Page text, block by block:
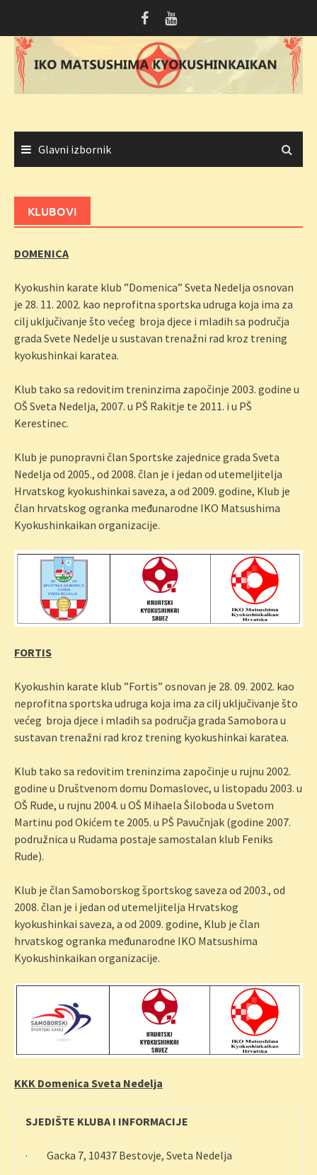
sadržaja
Glavni izbornik
KLUBOVI
DOMENICA
Kyokushin karate klub ”Domenica” Sveta Nedelja osnovan
je 28. 11. 2002. kao neprofitna sportska udruga koja ima za
cilj uključivanje što većeg broja djece i mladih sa područja
grada Svete Nedelje u sustavan trenažni rad kroz trening
kyokushinkai karatea.
Klub tako sa redovitim treninzima započinje 2003. godine u
OŠ Sveta Nedelja, 2007. u PŠ Rakitje te 2011. i u PŠ
Kerestinec.
Klub je punopravni član Sportske zajednice grada Sveta
Nedelja od 2005., od 2008. član je i jedan od utemeljitelja
Hrvatskog kyokushinkai saveza, a od 2009. godine, Klub je
član hrvatskog ogranka međunarodne IKO Matsushima
Kyokushinkaikan organizacije.
FORTIS
Kyokushin karate klub ”Fortis” osnovan je 28. 09. 2002. kao
neprofitna sportska udruga koja ima za cilj uključivanje što
većeg broja djece i mladih sa područja grada Samobora u
sustavan trenažni rad kroz trening kyokushinkai karatea.
Klub tako sa redovitim treninzima započinje u rujnu 2002.
godine u Društvenom domu Domaslovec, u listopadu 2003. u
OŠ Rude, u rujnu 2004. u OŠ Mihaela Šiloboda u Svetom
Martinu pod Okićem te 2005. u PŠ Pavučnjak (godine 2007.
podružnica u Rudama postaje samostalan klub Feniks
Rude).
Klub je član Samoborskog športskog saveza od 2003., od
2008. član je i jedan od utemeljitelja Hrvatskog
kyokushinkai saveza, a od 2009. godine, Klub je član
hrvatskog ogranka međunarodne IKO Matsushima
Kyokushinkaikan organizacije.
KKK Domenica Sveta Nedelja
SJEDIŠTE KLUBA I INFORMACIJE
· Gacka 7, 10437 Bestovje, Sveta Nedelja